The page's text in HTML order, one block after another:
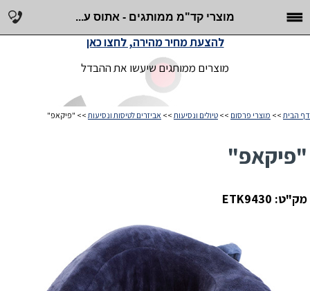
מוצרי קד"מ ממותגים - אתוס ע...
מוצרים ממותגים שיעשו את ההבדל
להצעת מחיר מהירה, לחצו כאן
דף הבית >> מוצרי פרסום >> טיולים ונסיעות >> אביזרים לטיסות ונסיעות >> "פיקאפ"
"פיקאפ"
מק"ט: ETK9430